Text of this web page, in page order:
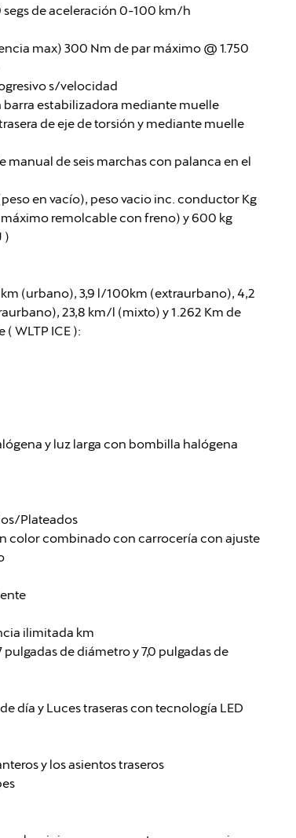
segs de aceleración 0-100 km/h
max) 300 Nm de par máximo @ 1.750
s/velocidad
estabilizadora mediante muelle
de eje de torsión y mediante muelle
de seis marchas con palanca en el
en vacío), peso vacio inc. conductor Kg
remolcable con freno) y 600 kg
)
(urbano), 3,9 l/100km (extraurbano), 4,2
23,8 km/l (mixto) y 1.262 Km de
WLTP ICE ):
y luz larga con bombilla halógena
Plateados
color combinado con carrocería con ajuste
ilimitada km
de diámetro y 7,0 pulgadas de
día y Luces traseras con tecnología LED
y los asientos traseros